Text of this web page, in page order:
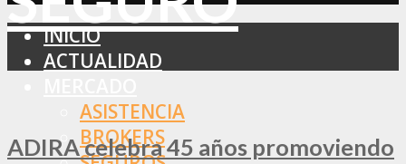
INICIO
ACTUALIDAD
ASISTENCIA
BROKERS
ADIRA celebra 45 años promoviendo